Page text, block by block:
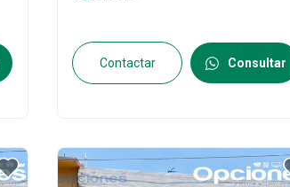
Contactar Consultar